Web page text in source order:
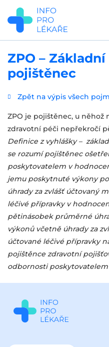
Přejít
hlavnímu
obsahu
ZPO –
pojištěnec
Zpět na výpis všech
ZPO je pojištěnec, u něhož
zdravotní péči nepřekročí
Definice z vyhlášky –
se rozumí pojištěnec
poskytovatelem v
jemu poskytnuté výkony
úhrady za zvlášť účtovaný
léčivé přípravky v
pětinásobek průměrné
výkonů včetně úhrady za
účtované léčivé přípravky
pojištěnce zdravotní
odbornosti